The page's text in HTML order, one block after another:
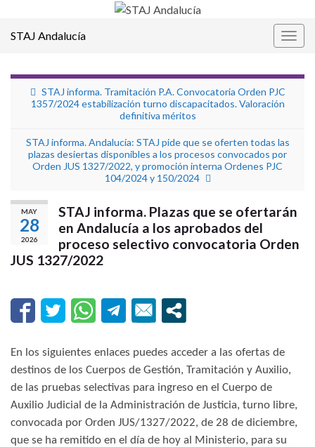
STAJ Andalucía
STAJ informa. Tramitación P.A. Convocatoria Orden PJC
1357/2024 estabilización turno discapacitados. Valoración
definitiva méritos
STAJ informa. Andalucía: STAJ pide que se oferten todas las
plazas desiertas disponibles a los procesos convocados por
Orden JUS 1327/2022, y promoción interna Ordenes PJC
104/2024 y 150/2024
MAY
28
2026
STAJ informa. Plazas que se ofertarán
en Andalucía a los aprobados del
proceso selectivo convocatoria Orden
JUS 1327/2022
En los siguientes enlaces puedes acceder a las ofertas de
destinos de los Cuerpos de Gestión, Tramitación y Auxilio,
de las pruebas selectivas para ingreso en el Cuerpo de
Auxilio Judicial de la Administración de Justicia, turno libre,
convocada por Orden JUS/1327/2022, de 28 de diciembre,
que se ha remitido en el día de hoy al Ministerio, para su